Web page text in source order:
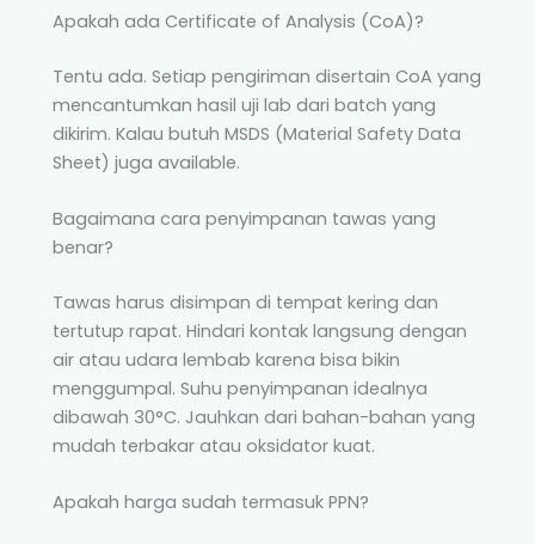
Apakah ada Certificate of Analysis (CoA)?
Tentu ada. Setiap pengiriman disertain CoA yang
mencantumkan hasil uji lab dari batch yang
dikirim. Kalau butuh MSDS (Material Safety Data
Sheet) juga available.
Bagaimana cara penyimpanan tawas yang
benar?
Tawas harus disimpan di tempat kering dan
tertutup rapat. Hindari kontak langsung dengan
air atau udara lembab karena bisa bikin
menggumpal. Suhu penyimpanan idealnya
dibawah 30°C. Jauhkan dari bahan-bahan yang
mudah terbakar atau oksidator kuat.
Apakah harga sudah termasuk PPN?